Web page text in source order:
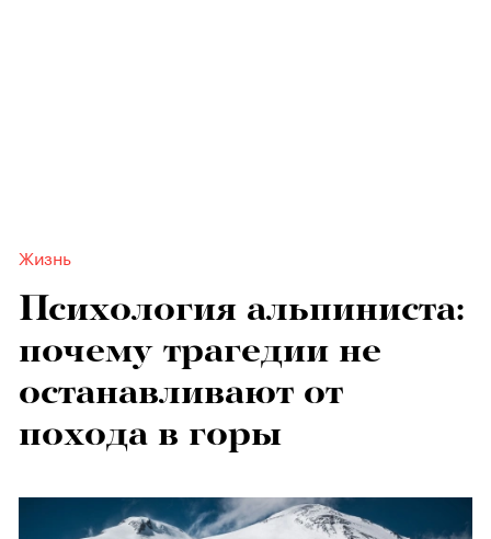
Жизнь
Психология альпиниста:
почему трагедии не
останавливают от
похода в горы